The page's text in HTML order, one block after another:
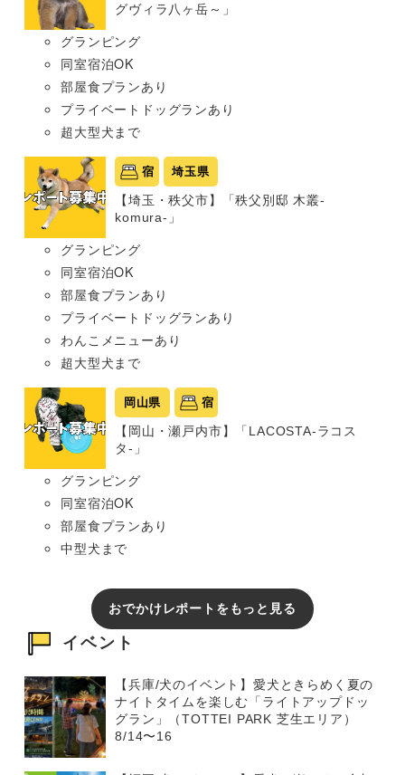
グヴィラ八ヶ岳～」
グランピング
同室宿泊OK
部屋食プランあり
プライベートドッグランあり
超大型犬まで
宿 埼玉県
【埼玉・秩父市】「秩父別邸 木叢-
komura-」
グランピング
同室宿泊OK
部屋食プランあり
プライベートドッグランあり
わんこメニューあり
超大型犬まで
岡山県 宿
【岡山・瀬戸内市】「LACOSTA-ラコス
タ-」
グランピング
同室宿泊OK
部屋食プランあり
中型犬まで
おでかけレポートをもっと見る
イベント
【兵庫/犬のイベント】愛犬ときらめく夏の
ナイトタイムを楽しむ「ライトアップドッ
グラン」（TOTTEI PARK 芝生エリア）
8/14〜16